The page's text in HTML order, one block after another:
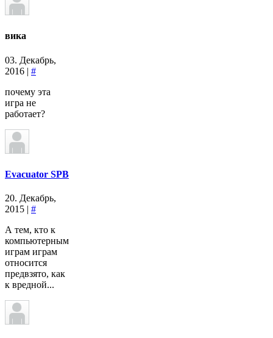
вика
03. Декабрь,
2016 | #
почему эта
игра не
работает?
Evacuator SPB
20. Декабрь,
2015 | #
А тем, кто к
компьютерным
играм играм
относится
предвзято, как
к вредной...